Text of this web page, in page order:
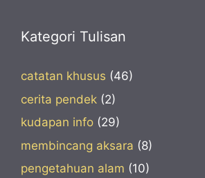
Kategori Tulisan
catatan khusus (46)
cerita pendek (2)
kudapan info (29)
membincang aksara (8)
pengetahuan alam (10)